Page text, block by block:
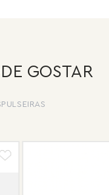
GOSTAR
PULSEIRAS